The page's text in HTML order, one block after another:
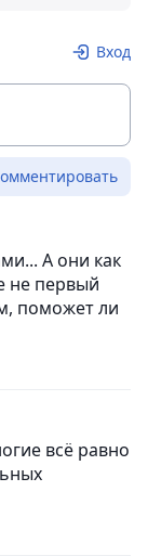
Вход
А они как
не первый
поможет ли
всё равно